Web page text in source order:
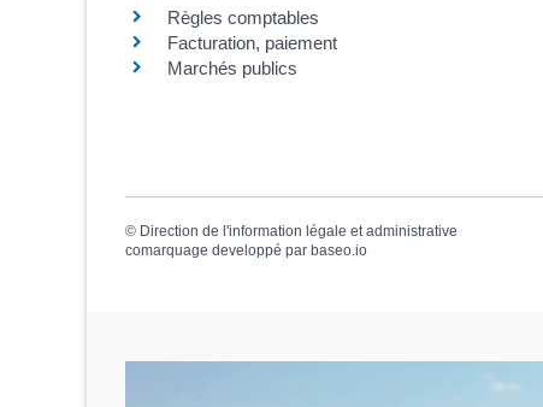
Règles comptables
Facturation, paiement
Marchés publics
© Direction de l'information légale et administrative
comarquage developpé par baseo.io